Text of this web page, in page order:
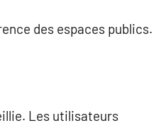
des espaces publics.
Les utilisateurs